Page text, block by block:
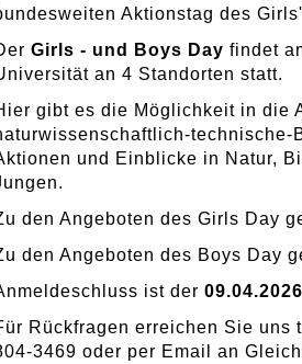
Aktionstag des
Girls - und Boys Day findet
an 4 Standorten statt.
gibt es die Möglichkeit in die
technische-
und Einblicke in Natur,
den Angeboten des Girls Day
den Angeboten des Boys Day
ist der 09.04.2026
Rückfragen erreichen Sie uns
3469 oder per Email an